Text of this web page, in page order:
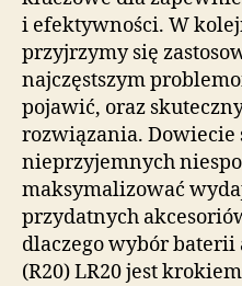
i efektywności. W
przyjrzymy się
najczęstszym
pojawić, oraz
rozwiązania. Dowiecie
nieprzyjemnych
maksymalizować
przydatnych
dlaczego wybór baterii
(R20) LR20 jest